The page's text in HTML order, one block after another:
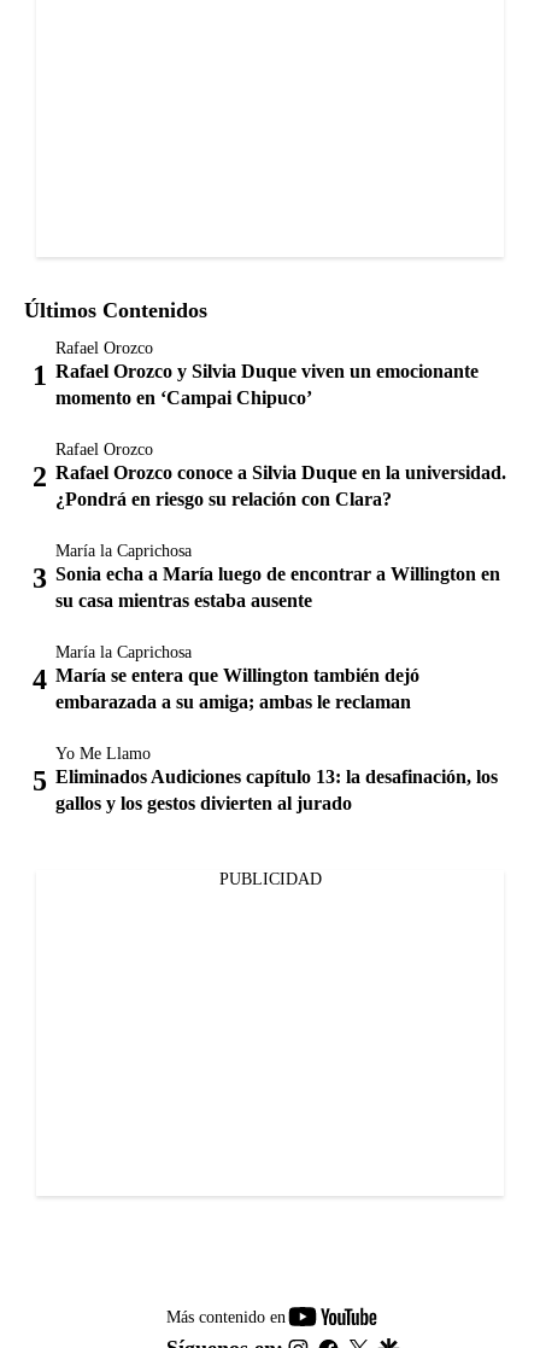
Últimos Contenidos
Rafael Orozco
Rafael Orozco y Silvia Duque viven un emocionante
momento en ‘Campai Chipuco’
Rafael Orozco
Rafael Orozco conoce a Silvia Duque en la universidad.
¿Pondrá en riesgo su relación con Clara?
María la Caprichosa
Sonia echa a María luego de encontrar a Willington en
su casa mientras estaba ausente
María la Caprichosa
María se entera que Willington también dejó
embarazada a su amiga; ambas le reclaman
Yo Me Llamo
Eliminados Audiciones capítulo 13: la desafinación, los
gallos y los gestos divierten al jurado
PUBLICIDAD
Más contenido en
youtube-
footer